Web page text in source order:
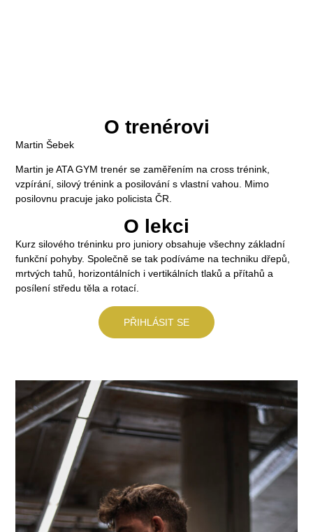
O trenérovi
Martin Šebek
Martin je ATA GYM trenér se zaměřením na cross trénink,
vzpírání, silový trénink a posilování s vlastní vahou. Mimo
posilovnu pracuje jako policista ČR.
O lekci
Kurz silového tréninku pro juniory obsahuje všechny základní
funkční pohyby. Společně se tak podíváme na techniku dřepů,
mrtvých tahů, horizontálních i vertikálních tlaků a přítahů a
posílení středu těla a rotací.
PŘIHLÁSIT SE